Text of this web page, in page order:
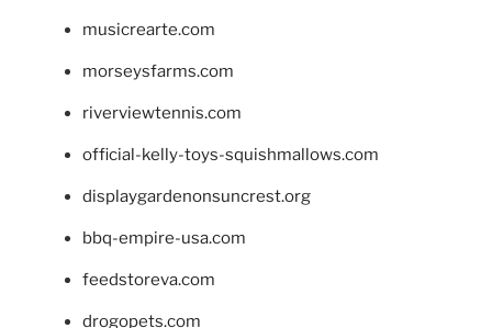
musicrearte.com
morseysfarms.com
riverviewtennis.com
official-kelly-toys-squishmallows.com
displaygardenonsuncrest.org
bbq-empire-usa.com
feedstoreva.com
drogopets.com